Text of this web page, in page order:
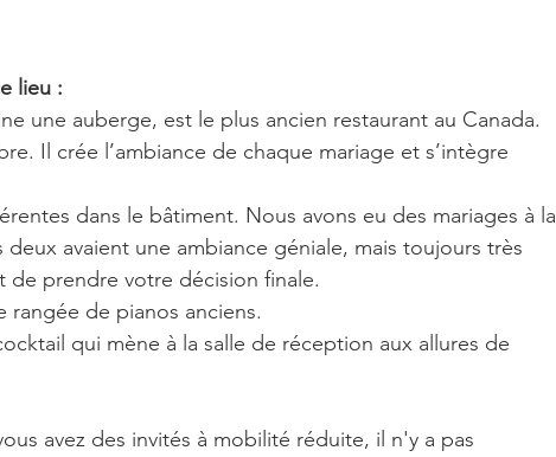
lieu :
une auberge, est le plus ancien restaurant au Canada.
Il crée l’ambiance de chaque mariage et s’intègre
dans le bâtiment. Nous avons eu des mariages à la
avaient une ambiance géniale, mais toujours très
de prendre votre décision finale.
de pianos anciens.
qui mène à la salle de réception aux allures de
avez des invités à mobilité réduite, il n'y a pas